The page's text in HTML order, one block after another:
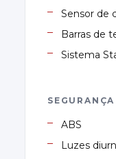
Sensor de
Barras de
Sistema
SEGURANÇA
ABS
Luzes